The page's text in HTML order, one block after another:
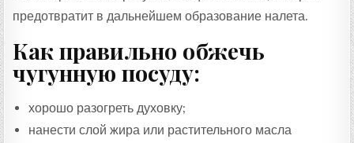
предотвратит в дальнейшем образование налета.
Как правильно обжечь
чугунную посуду:
хорошо разогреть духовку;
нанести слой жира или растительного масла